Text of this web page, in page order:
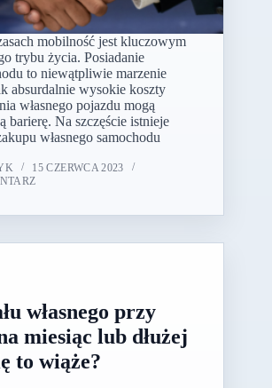
mobilność jest kluczowym
trybu życia. Posiadanie
to niewątpliwie marzenie
absurdalnie wysokie koszty
własnego pojazdu mogą
barierę. Na szczęście istnieje
własnego samochodu
15 CZERWCA 2023
własnego przy
miesiąc lub dłużej
to wiąże?